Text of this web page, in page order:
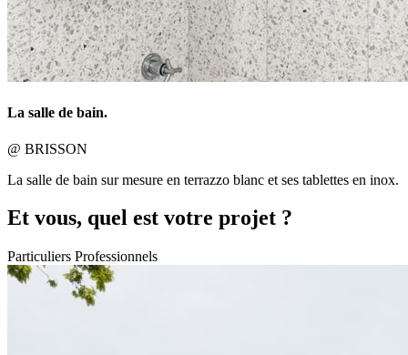
La salle de bain.
@ BRISSON
La salle de bain sur mesure en terrazzo blanc et ses tablettes en inox.
Et vous, quel est votre projet ?
Particuliers Professionnels